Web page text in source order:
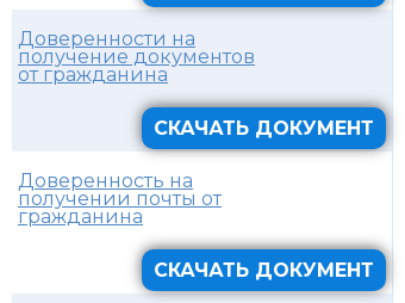
Доверенности на
получение документов
от гражданина
СКАЧАТЬ ДОКУМЕНТ
Доверенность на
получении почты от
гражданина
СКАЧАТЬ ДОКУМЕНТ